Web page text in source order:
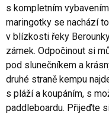
s kompletním
maringotky se nachází
v blízkosti řeky
zámek. Odpočinout si
pod slunečníkem a
druhé straně kempu
s pláží a koupáním, s
paddleboardu. Přijeďte